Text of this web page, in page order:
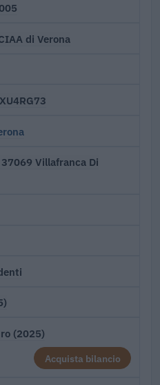
di Verona
XU4RG73
Villafranca Di
(2025)
Acquista bilancio